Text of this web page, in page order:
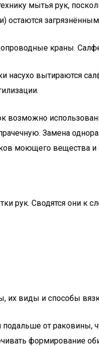
мытья рук,
остаются
краны.
насухо вытираются
возможно
Замена
моющего вещества и
рук. Сводятся они к
их виды и способы
подальше от раковины,
формирование